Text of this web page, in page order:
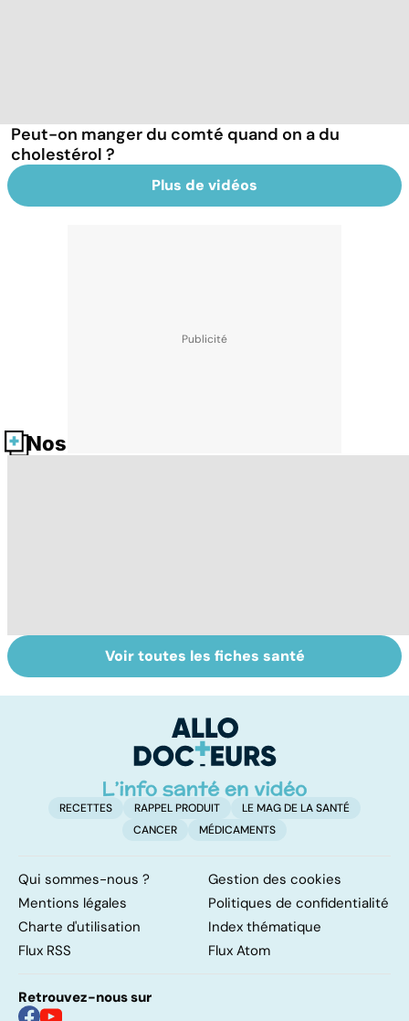
Peut-on manger du comté quand on a du
cholestérol ?
Plus de vidéos
Nos fiches santé
La tuberculose
pulmonaire
Le magnésium,
un oligo-élément
Voir toutes les fiches santé
RECETTES RAPPEL PRODUIT
LE MAG DE LA SANTÉ
CANCER
MÉDICAMENTS
Qui sommes-nous ?
Gestion des cookies
Mentions légales
Politiques de confidentialité
Charte d'utilisation
Index thématique
Flux RSS
Flux Atom
Retrouvez-nous sur